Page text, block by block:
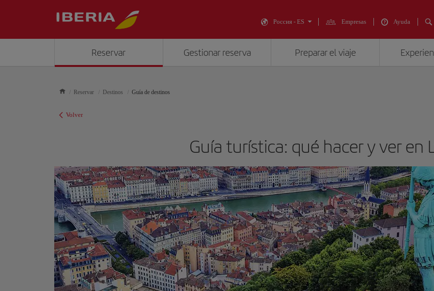
Россия - ES Empresas Ayuda
Reservar Gestionar reserva Preparar el viaje
Reservar Destinos Guía de destinos
Volver
Guía turística: qué hacer y ver en